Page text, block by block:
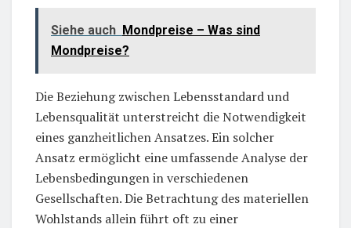
Siehe auch Mondpreise – Was sind
Mondpreise?
Die Beziehung zwischen Lebensstandard und
Lebensqualität unterstreicht die Notwendigkeit
eines ganzheitlichen Ansatzes. Ein solcher
Ansatz ermöglicht eine umfassende Analyse der
Lebensbedingungen in verschiedenen
Gesellschaften. Die Betrachtung des materiellen
Wohlstands allein führt oft zu einer